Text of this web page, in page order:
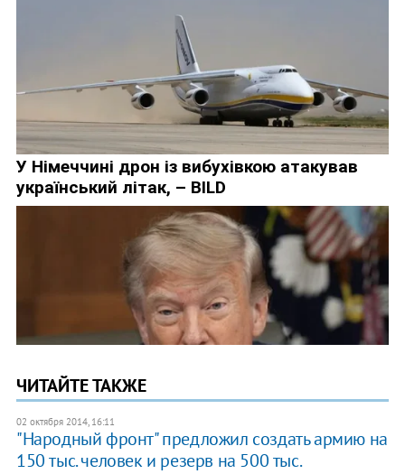
ЧИТАЙТЕ ТАКЖЕ
02 октября 2014, 16:11
"Народный фронт" предложил создать армию на
150 тыс. человек и резерв на 500 тыс.